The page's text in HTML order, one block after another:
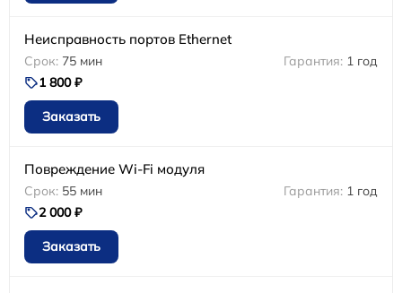
Неисправность портов Ethernet
75 мин
1 год
1 800 ₽
Заказать
Повреждение Wi-Fi модуля
55 мин
1 год
2 000 ₽
Заказать